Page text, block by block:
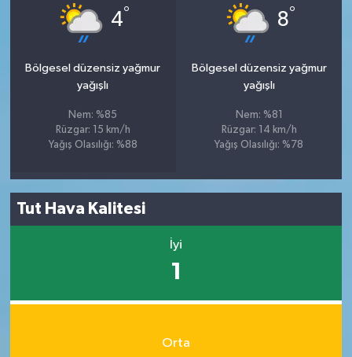
4°
Bölgesel düzensiz yağmur
yağışlı
Nem: %85
Rüzgar: 15 km/h
Yağış Olasılığı: %88
8°
Bölgesel düzensiz yağmur
yağışlı
Nem: %81
Rüzgar: 14 km/h
Yağış Olasılığı: %78
Tut Hava Kalitesi
İyi
1
Orta